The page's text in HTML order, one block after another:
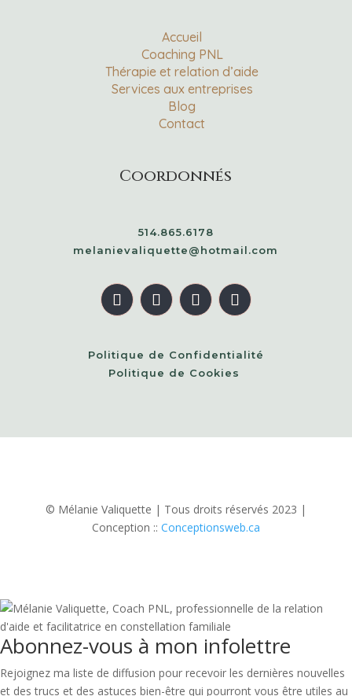
Accueil
Coaching PNL
Thérapie et relation d’aide
Services aux entreprises
Blog
Contact
Coordonnés
514.865.6178
melanievaliquette@hotmail.com
Politique de Confidentialité
Politique de Cookies
© Mélanie Valiquette | Tous droits réservés 2023 |
Conception :: Conceptionsweb.ca
Abonnez-vous à mon infolettre
Rejoignez ma liste de diffusion pour recevoir les dernières nouvelles
et des trucs et des astuces bien-être qui pourront vous être utiles au